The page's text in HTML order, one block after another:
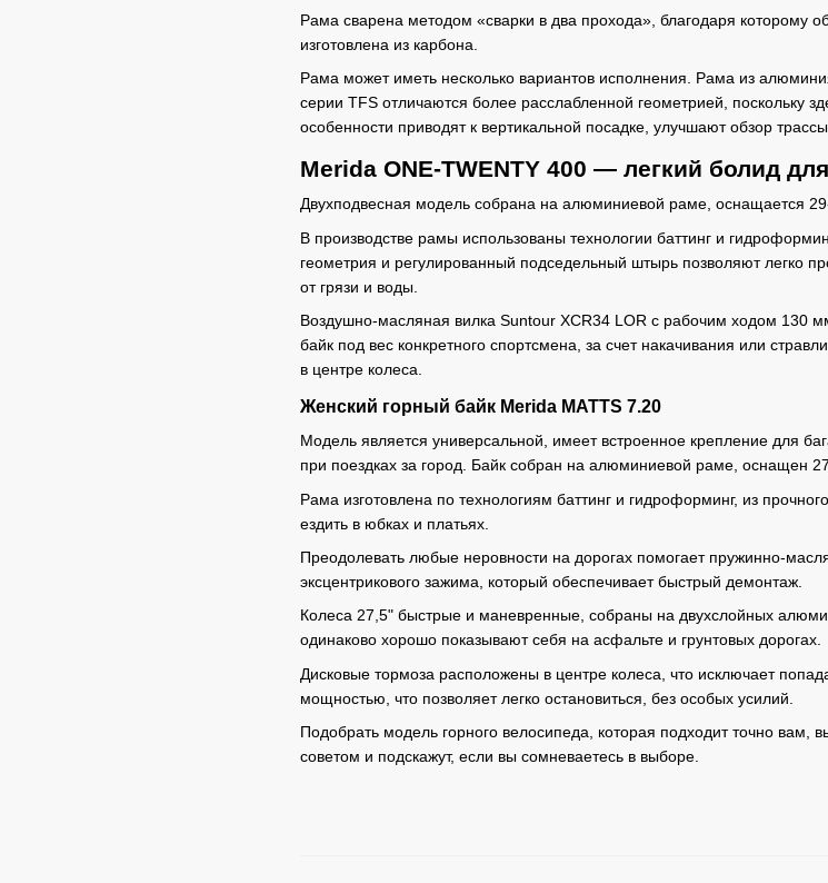
Рама сварена методом «сварки в два прохода», благодаря которому
изготовлена из карбона.
Рама может иметь несколько вариантов исполнения. Рама из
серии TFS отличаются более расслабленной геометрией, поскольку
особенности приводят к вертикальной посадке, улучшают обзор
Merida ONE-TWENTY 400 — легкий болид
Двухподвесная модель собрана на алюминиевой раме, оснащается
В производстве рамы использованы технологии баттинг и
геометрия и регулированный подседельный штырь позволяют легко
от грязи и воды.
Воздушно-масляная вилка Suntour XCR34 LOR с рабочим ходом 130
байк под вес конкретного спортсмена, за счет накачивания или
в центре колеса.
Женский горный байк Merida MATTS 7.20
Модель является универсальной, имеет встроенное крепление для
при поездках за город. Байк собран на алюминиевой раме, оснащен
Рама изготовлена по технологиям баттинг и гидроформинг, из
ездить в юбках и платьях.
Преодолевать любые неровности на дорогах помогает пружинно-
эксцентрикового зажима, который обеспечивает быстрый демонтаж.
Колеса 27,5" быстрые и маневренные, собраны на двухслойных
одинаково хорошо показывают себя на асфальте и грунтовых дорогах.
Дисковые тормоза расположены в центре колеса, что исключает
мощностью, что позволяет легко остановиться, без особых усилий.
Подобрать модель горного велосипеда, которая подходит точно вам,
советом и подскажут, если вы сомневаетесь в выборе.